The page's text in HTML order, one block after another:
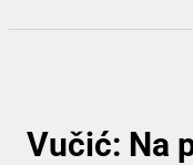
Vučić: Na